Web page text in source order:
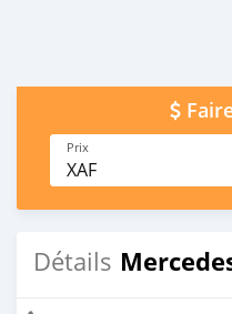
Prix
XAF
Détails